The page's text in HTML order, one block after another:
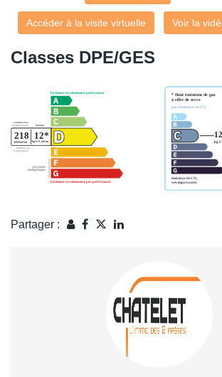
Accéder à la visite virtuelle Voir la
Classes DPE/GES
Partager :